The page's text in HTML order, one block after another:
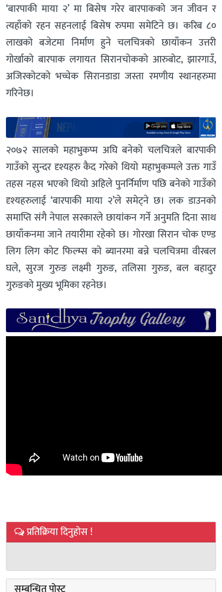
‘बारपाकी माया २’ मा बिसेष गरेर बारपाकको जन जीवन र
त्यहाँको रहन सहनलाई बिसेष रुपमा समेटिने छ। करिब ८०
लाखको बजेटमा निर्माण हुने चलचित्रको छायाँकन उत्तरी
गोर्खाको बारपाक लगायत सिरानचोकको आरुबोट, झारगाउँ,
अजिरकोटको भच्चेक सिरानडाडा जस्ता रमणीय स्थानहरुमा
गरिनेछ।
२०७२ सालको महाभुकप्म अघि बनेको चलचित्रले बारपाकी
गाउँको सुन्दर दृश्यहरु कैद गरेको थियो महाभुकम्पले उक्त गाउँ
तहस नहस भएको थियो अहिले पुनर्निर्माण पछि बनेको गाउँको
दृश्यहरुलाई ‘बारपाकी माया २’ले समेट्ने छ। लक डाउनको
समाप्ति संगै नेपाल सरकारले छायांकन गर्ने अनुमति दिना साथ
छायाँकनमा जाने तयारीमा रहेको छ। गोरखा सिरान चोक एण्ड
लिग लिग कोट फिल्म्स को ब्यानरमा बन्ने चलचित्रमा वीरबल
घले, सुरज गुरुङ लक्ष्मी गुरुङ, तलिसा गुरुङ, बल बहादुर
गुरुङको मुख्य भूमिका रहनेछ।
प्रतिक्रिया दिनुहोस !